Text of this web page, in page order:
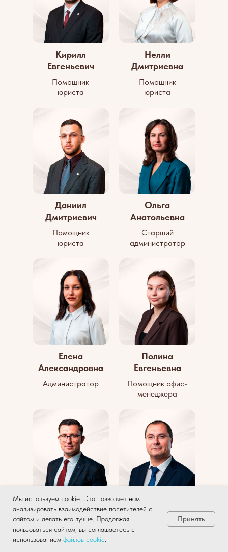
Кирилл
Евгеньевич
Помощник
юриста
Нелли
Дмитриевна
Помощник
юриста
Ольга
Анатольевна
Старший
администратор
Елена
Александровна
Администратор
Полина
Евгеньевна
Помощник офис-
менеджера
Асеев
Илья
Руководитель
консультационно-
Игорь Викторович
Даниил
Дмитриевич
Помощник
юриста
Мы используем cookie. Это позволяет нам
анализировать взаимодействие посетителей с
сайтом и делать его лучше. Продолжая
пользоваться сайтом, вы соглашаетесь с
использованием файлов cookie
Принять